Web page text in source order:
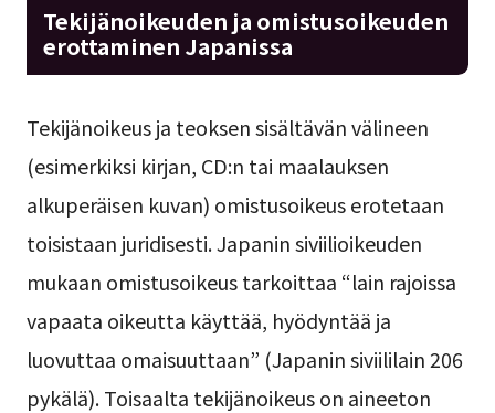
Tekijänoikeuden ja omistusoikeuden
erottaminen Japanissa
Tekijänoikeus ja teoksen sisältävän välineen
(esimerkiksi kirjan, CD:n tai maalauksen
alkuperäisen kuvan) omistusoikeus erotetaan
toisistaan juridisesti. Japanin siviilioikeuden
mukaan omistusoikeus tarkoittaa “lain rajoissa
vapaata oikeutta käyttää, hyödyntää ja
luovuttaa omaisuuttaan” (Japanin siviililain 206
pykälä). Toisaalta tekijänoikeus on aineeton